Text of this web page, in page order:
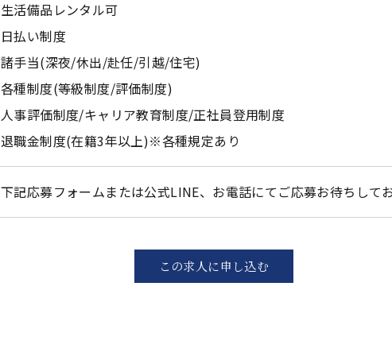
生活備品レンタル可
日払い制度
諸手当(深夜/休出/赴任/引越/住宅)
各種制度(等級制度/評価制度)
人事評価制度/キャリア教育制度/正社員登用制度
退職金制度(在籍3年以上)※各種規定あり
下記応募フォームまたは公式LINE、お電話にてご応募お待ちしてお
この求人に申し込む